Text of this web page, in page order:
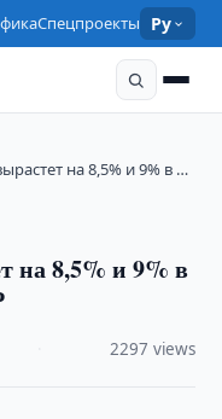
Спецпроекты Ру
на 8,5% и 9% в …
на 8,5% и 9% в
2297 views